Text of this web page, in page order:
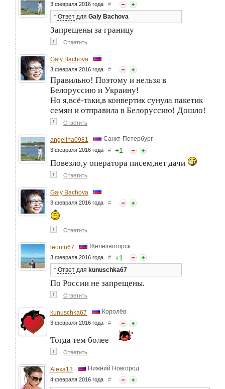
3 февраля 2016 года #
↑ Ответ для Galy Bachova
Запрещены за границу
↑ Ответить
Galy Bachova
3 февраля 2016 года #
Правильно! Поэтому и нельзя в
Белоруссию и Украину!
Но я,всё-таки,в конвертик сунула пакетик
семян и отправила в Белоруссию! Дошло!
↑ Ответить
angelina0981 Санкт-Петербург
3 февраля 2016 года # +1
Повезло,у оператора писем,нет дачи
↑ Ответить
Galy Bachova
3 февраля 2016 года #
↑ Ответить
leonin67 Железногорск
3 февраля 2016 года # +1
↑ Ответ для kunuschka67
По России не запрещены.
↑ Ответить
kunuschka67 Королёв
3 февраля 2016 года #
Тогда тем более
↑ Ответить
Alexa13 Нижний Новгород
4 февраля 2016 года #